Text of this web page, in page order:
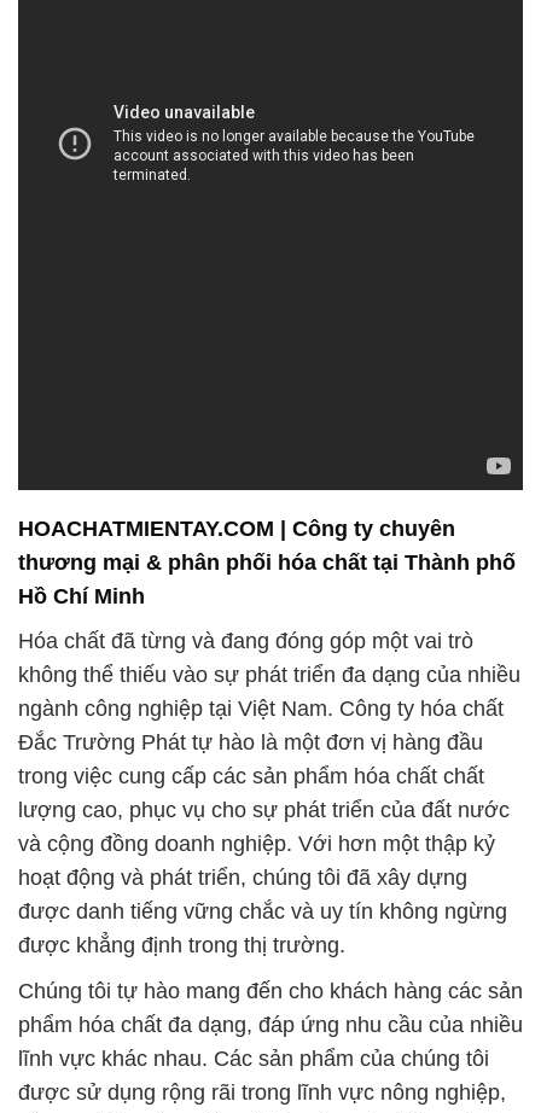
HOACHATMIENTAY.COM | Công ty chuyên
thương mại & phân phối hóa chất tại Thành phố
Hồ Chí Minh
Hóa chất đã từng và đang đóng góp một vai trò
không thể thiếu vào sự phát triển đa dạng của nhiều
ngành công nghiệp tại Việt Nam. Công ty hóa chất
Đắc Trường Phát tự hào là một đơn vị hàng đầu
trong việc cung cấp các sản phẩm hóa chất chất
lượng cao, phục vụ cho sự phát triển của đất nước
và cộng đồng doanh nghiệp. Với hơn một thập kỷ
hoạt động và phát triển, chúng tôi đã xây dựng
được danh tiếng vững chắc và uy tín không ngừng
được khẳng định trong thị trường.
Chúng tôi tự hào mang đến cho khách hàng các sản
phẩm hóa chất đa dạng, đáp ứng nhu cầu của nhiều
lĩnh vực khác nhau. Các sản phẩm của chúng tôi
được sử dụng rộng rãi trong lĩnh vực nông nghiệp,